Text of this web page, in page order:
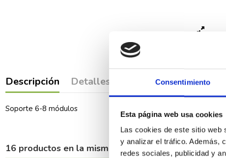
Consentimiento
Esta página web usa cookies
Las cookies de este sitio web
y analizar el tráfico. Además,
redes sociales, publicidad y
Descripción Detalles del producto
Soporte 6-8 módulos
16 productos en la misma categoría: